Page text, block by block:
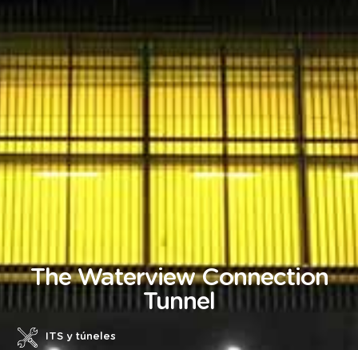
The Waterview Connection
Tunnel
ITS y túneles